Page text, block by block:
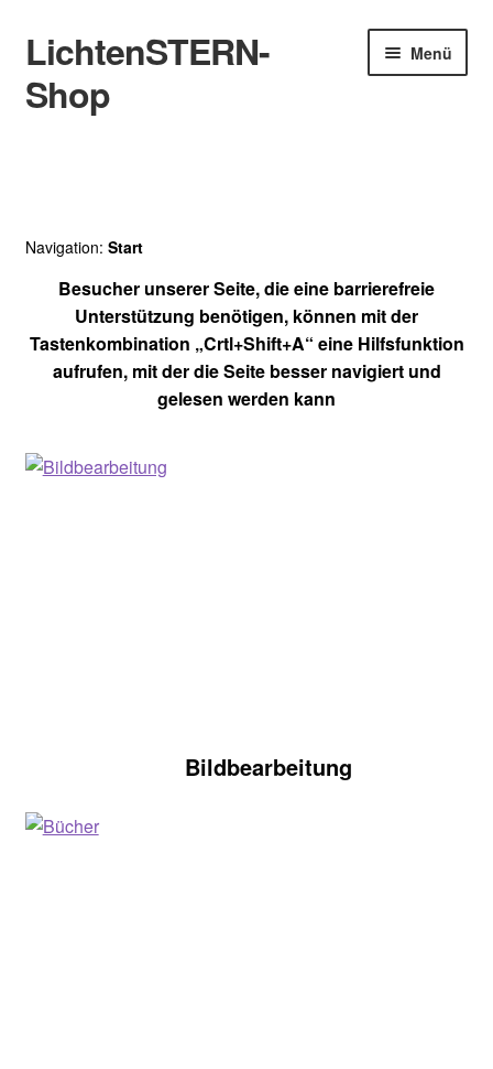
Zur
Navigation
springen
Zum
Inhalt
springen
LichtenSTERN-
Shop
Menü
Navigation: Start
Besucher unserer Seite, die eine barrierefreie
Unterstützung benötigen, können mit der
Tastenkombination „Crtl+Shift+A“ eine Hilfsfunktion
aufrufen, mit der die Seite besser navigiert und
gelesen werden kann
Bildbearbeitung